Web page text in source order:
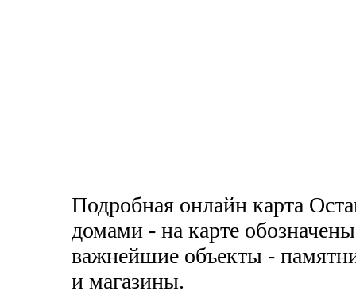
Подробная онлайн карта
домами - на карте
важнейшие объекты -
и магазины.